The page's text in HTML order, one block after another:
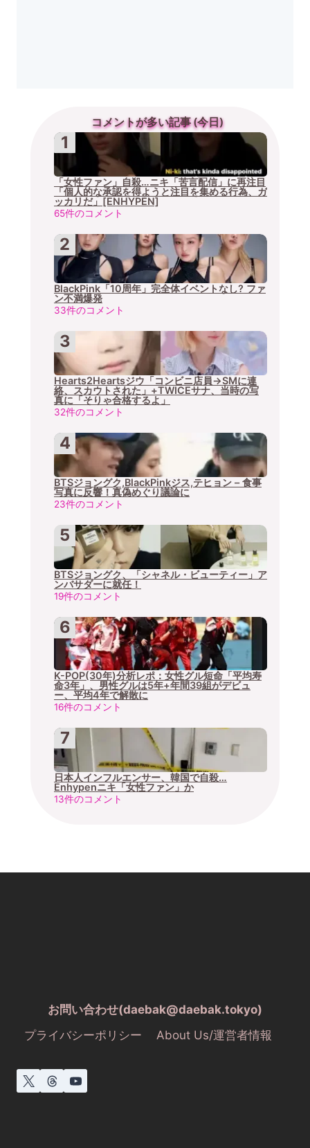
コメントが多い記事 (今日)
「女性ファン」自殺…ニキ「苦言配信」に再注目
「個人的な承認を得ようと注目を集める行為、ガ
ッカリだ」[ENHYPEN]
65件のコメント
BlackPink「10周年」完全体イベントなし? ファ
ン不満爆発
33件のコメント
Hearts2Heartsジウ「コンビニ店員→SMに連
絡、スカウトされた」+TWICEサナ、当時の写
真に「そりゃ合格するよ」
32件のコメント
BTSジョングク,BlackPinkジス,テヒョン – 食事
写真に反響！真偽めぐり議論に
23件のコメント
BTSジョングク、「シャネル・ビューティー」ア
ンバサダーに就任！
19件のコメント
K-POP(30年)分析レポ：女性グル短命「平均寿
命3年」、男性グルは5年+年間39組がデビュ
ー、平均4年で解散に
16件のコメント
日本人インフルエンサー、韓国で自殺…
Enhypenニキ「女性ファン」か
13件のコメント
お問い合わせ(daebak@daebak.tokyo)
プライバシーポリシー
About Us/運営者情報